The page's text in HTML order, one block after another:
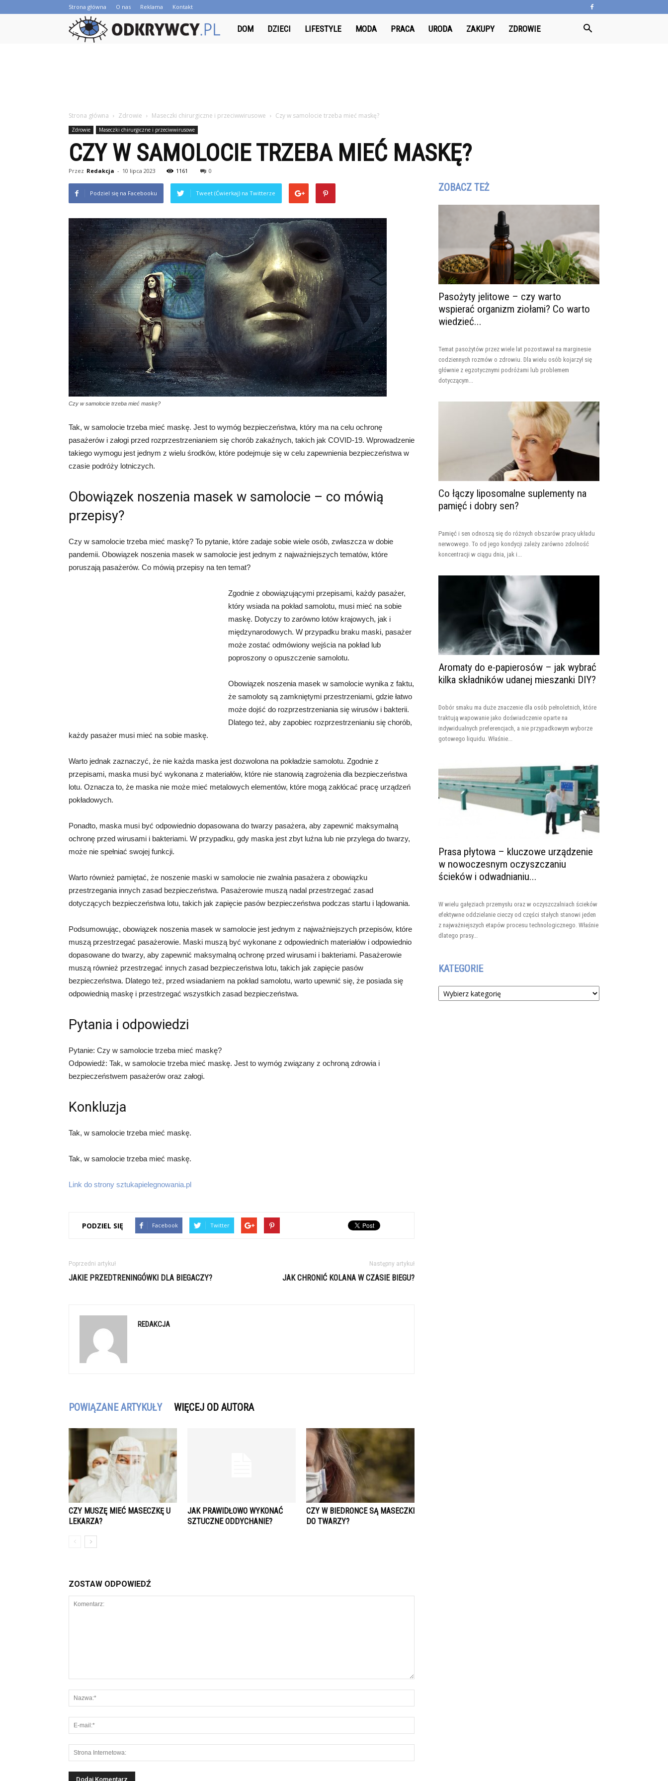
Strona główna O nas Reklama Kontakt
Odkrywcy.pl
DOM DZIECI LIFESTYLE MODA PRACA URODA ZAKUPY ZDROWIE
Strona główna Zdrowie Maseczki chirurgiczne i przeciwwirusowe Czy w samolocie trzeba mieć maskę?
Zdrowie Maseczki chirurgiczne i przeciwwirusowe
CZY W SAMOLOCIE TRZEBA MIEĆ MASKĘ?
Przez Redakcja - 10 lipca 2023 1161 0
Podziel się na Facebooku Tweet (Ćwierkaj) na Twitterze
Czy w samolocie trzeba mieć maskę?
Tak, w samolocie trzeba mieć maskę. Jest to wymóg bezpieczeństwa, który ma na celu ochronę
pasażerów i załogi przed rozprzestrzenianiem się chorób zakaźnych, takich jak COVID-19. Wprowadzenie
takiego wymogu jest jednym z wielu środków, które podejmuje się w celu zapewnienia bezpieczeństwa w
czasie podróży lotniczych.
Obowiązek noszenia masek w samolocie – co mówią
przepisy?
Czy w samolocie trzeba mieć maskę? To pytanie, które zadaje sobie wiele osób, zwłaszcza w dobie
pandemii. Obowiązek noszenia masek w samolocie jest jednym z najważniejszych tematów, które
poruszają pasażerów. Co mówią przepisy na ten temat?
Zgodnie z obowiązującymi przepisami, każdy pasażer,
który wsiada na pokład samolotu, musi mieć na sobie
maskę. Dotyczy to zarówno lotów krajowych, jak i
międzynarodowych. W przypadku braku maski, pasażer
może zostać odmówiony wejścia na pokład lub
poproszony o opuszczenie samolotu.
Obowiązek noszenia masek w samolocie wynika z faktu,
że samoloty są zamkniętymi przestrzeniami, gdzie łatwo
może dojść do rozprzestrzeniania się wirusów i bakterii.
Dlatego też, aby zapobiec rozprzestrzenianiu się chorób,
każdy pasażer musi mieć na sobie maskę.
Warto jednak zaznaczyć, że nie każda maska jest dozwolona na pokładzie samolotu. Zgodnie z
przepisami, maska musi być wykonana z materiałów, które nie stanowią zagrożenia dla bezpieczeństwa
lotu. Oznacza to, że maska nie może mieć metalowych elementów, które mogą zakłócać pracę urządzeń
pokładowych.
Ponadto, maska musi być odpowiednio dopasowana do twarzy pasażera, aby zapewnić maksymalną
ochronę przed wirusami i bakteriami. W przypadku, gdy maska jest zbyt luźna lub nie przylega do twarzy,
może nie spełniać swojej funkcji.
Warto również pamiętać, że noszenie maski w samolocie nie zwalnia pasażera z obowiązku
przestrzegania innych zasad bezpieczeństwa. Pasażerowie muszą nadal przestrzegać zasad
dotyczących bezpieczeństwa lotu, takich jak zapięcie pasów bezpieczeństwa podczas startu i lądowania.
Podsumowując, obowiązek noszenia masek w samolocie jest jednym z najważniejszych przepisów, które
muszą przestrzegać pasażerowie. Maski muszą być wykonane z odpowiednich materiałów i odpowiednio
dopasowane do twarzy, aby zapewnić maksymalną ochronę przed wirusami i bakteriami. Pasażerowie
muszą również przestrzegać innych zasad bezpieczeństwa lotu, takich jak zapięcie pasów
bezpieczeństwa. Dlatego też, przed wsiadaniem na pokład samolotu, warto upewnić się, że posiada się
odpowiednią maskę i przestrzegać wszystkich zasad bezpieczeństwa.
Pytania i odpowiedzi
Pytanie: Czy w samolocie trzeba mieć maskę?
Odpowiedź: Tak, w samolocie trzeba mieć maskę. Jest to wymóg związany z ochroną zdrowia i
bezpieczeństwem pasażerów oraz załogi.
Konkluzja
Tak, w samolocie trzeba mieć maskę.
Tak, w samolocie trzeba mieć maskę.
Link do strony sztukapielegnowania.pl
PODZIEL SIĘ Facebook Twitter
Poprzedni artykuł
JAKIE PRZEDTRENINGÓWKI DLA BIEGACZY?
Następny artykuł
JAK CHRONIĆ KOLANA W CZASIE BIEGU?
REDAKCJA
POWIĄZANE ARTYKUŁY WIĘCEJ OD AUTORA
CZY MUSZĘ MIEĆ MASECZKĘ U
LEKARZA?
JAK PRAWIDŁOWO WYKONAĆ
SZTUCZNE ODDYCHANIE?
CZY W BIEDRONCE SĄ MASECZKI
DO TWARZY?
ZOSTAW ODPOWIEDŹ
ZOBACZ TEŻ
Pasożyty jelitowe – czy warto
wspierać organizm ziołami? Co warto
wiedzieć...
Temat pasożytów przez wiele lat pozostawał na marginesie
codziennych rozmów o zdrowiu. Dla wielu osób kojarzył się
głównie z egzotycznymi podróżami lub problemem
dotyczącym...
Co łączy liposomalne suplementy na
pamięć i dobry sen?
Pamięć i sen odnoszą się do różnych obszarów pracy układu
nerwowego. To od jego kondycji zależy zarówno zdolność
koncentracji w ciągu dnia, jak i...
Aromaty do e-papierosów – jak wybrać
kilka składników udanej mieszanki DIY?
Dobór smaku ma duże znaczenie dla osób pełnoletnich, które
traktują wapowanie jako doświadczenie oparte na
indywidualnych preferencjach, a nie przypadkowym wyborze
gotowego liquidu. Właśnie...
Prasa płytowa – kluczowe urządzenie
w nowoczesnym oczyszczaniu
ścieków i odwadnianiu...
W wielu gałęziach przemysłu oraz w oczyszczalniach ścieków
efektywne oddzielanie cieczy od części stałych stanowi jeden
z najważniejszych etapów procesu technologicznego. Właśnie
dlatego prasy...
KATEGORIE
Kategorie